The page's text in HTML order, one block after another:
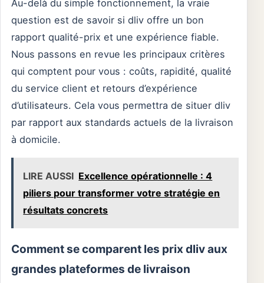
Au-delà du simple fonctionnement, la vraie
question est de savoir si dliv offre un bon
rapport qualité-prix et une expérience fiable.
Nous passons en revue les principaux critères
qui comptent pour vous : coûts, rapidité, qualité
du service client et retours d’expérience
d’utilisateurs. Cela vous permettra de situer dliv
par rapport aux standards actuels de la livraison
à domicile.
LIRE AUSSI Excellence opérationnelle : 4
piliers pour transformer votre stratégie en
résultats concrets
Comment se comparent les prix dliv aux
grandes plateformes de livraison